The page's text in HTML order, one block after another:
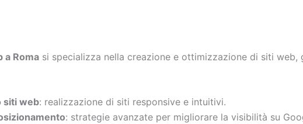
a Roma si specializza nella creazione e ottimizzazione di siti
siti web: realizzazione di siti responsive e intuitivi.
: strategie avanzate per migliorare la visibilità su